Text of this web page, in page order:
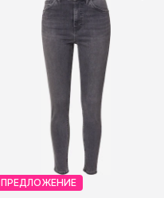
ПРЕДЛОЖЕНИЕ